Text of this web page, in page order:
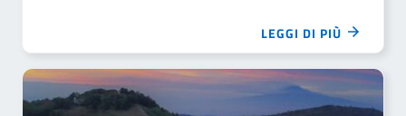
LEGGI DI PIÙ